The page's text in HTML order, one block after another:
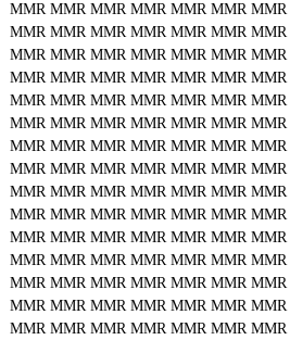
MMR MMR MMR MMR MMR MMR MMR
MMR MMR MMR MMR MMR MMR MMR
MMR MMR MMR MMR MMR MMR MMR
MMR MMR MMR MMR MMR MMR MMR
MMR MMR MMR MMR MMR MMR MMR
MMR MMR MMR MMR MMR MMR MMR
MMR MMR MMR MMR MMR MMR MMR
MMR MMR MMR MMR MMR MMR MMR
MMR MMR MMR MMR MMR MMR MMR
MMR MMR MMR MMR MMR MMR MMR
MMR MMR MMR MMR MMR MMR MMR
MMR MMR MMR MMR MMR MMR MMR
MMR MMR MMR MMR MMR MMR MMR
MMR MMR MMR MMR MMR MMR MMR
MMR MMR MMR MMR MMR MMR MMR